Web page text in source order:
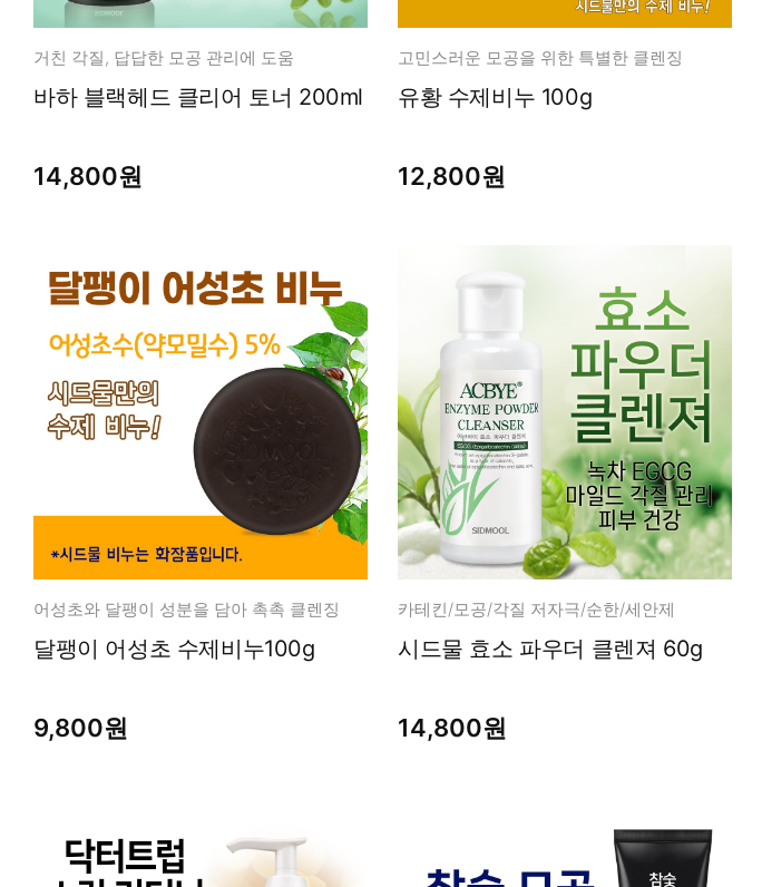
거친 각질, 답답한 모공 관리에 도움
바하 블랙헤드 클리어 토너 200ml
14,800원
고민스러운 모공을 위한 특별한 클렌징
유황 수제비누 100g
12,800원
어성초와 달팽이 성분을 담아 촉촉 클렌징
달팽이 어성초 수제비누100g
9,800원
카테킨/모공/각질 저자극/순한/세안제
시드물 효소 파우더 클렌져 60g
14,800원